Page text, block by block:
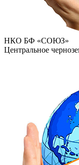
НКО БФ «СОЮЗ»
Центральное